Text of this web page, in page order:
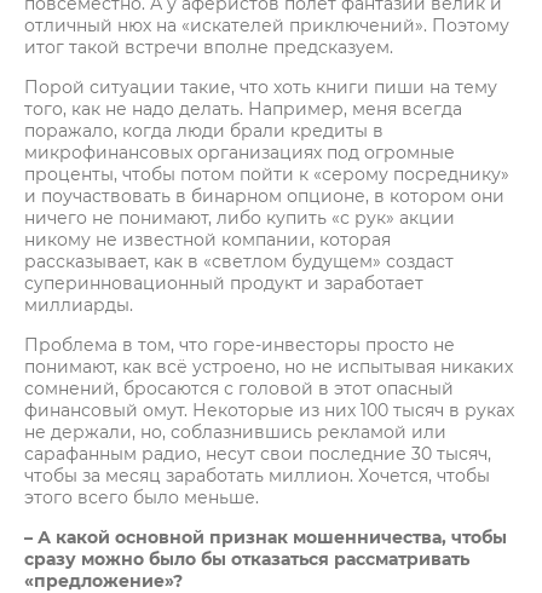
отличный нюх на «искателей приключений». Поэтому
итог такой встречи вполне предсказуем.
Порой ситуации такие, что хоть книги пиши на тему
того, как не надо делать. Например, меня всегда
поражало, когда люди брали кредиты в
микрофинансовых организациях под огромные
проценты, чтобы потом пойти к «серому посреднику»
и поучаствовать в бинарном опционе, в котором они
ничего не понимают, либо купить «с рук» акции
никому не известной компании, которая
рассказывает, как в «светлом будущем» создаст
суперинновационный продукт и заработает
миллиарды.
Проблема в том, что горе-инвесторы просто не
понимают, как всё устроено, но не испытывая никаких
сомнений, бросаются с головой в этот опасный
финансовый омут. Некоторые из них 100 тысяч в руках
не держали, но, соблазнившись рекламой или
сарафанным радио, несут свои последние 30 тысяч,
чтобы за месяц заработать миллион. Хочется, чтобы
этого всего было меньше.
– А какой основной признак мошенничества, чтобы
сразу можно было бы отказаться рассматривать
«предложение»?